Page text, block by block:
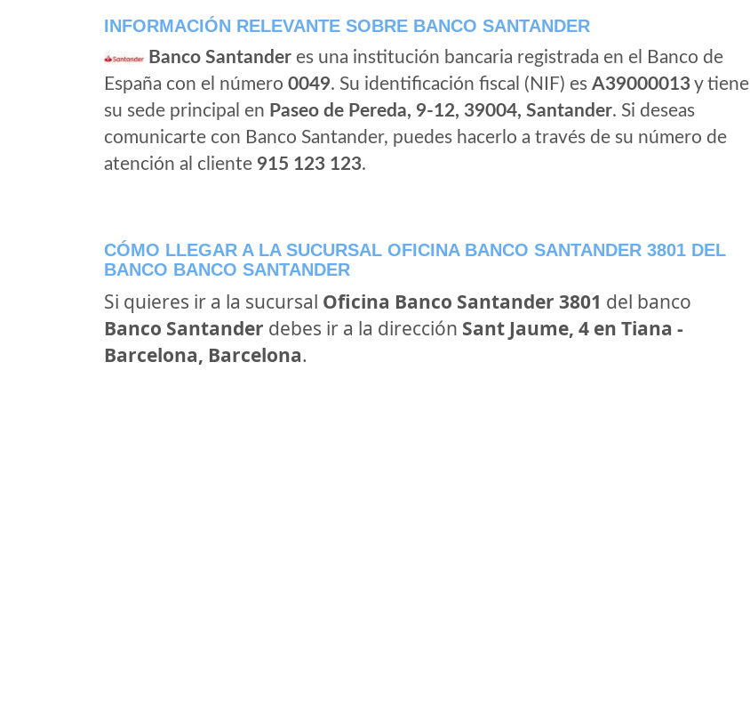
INFORMACIÓN RELEVANTE SOBRE BANCO SANTANDER
Banco Santander es una institución bancaria registrada en el Banco de
España con el número 0049. Su identificación fiscal (NIF) es A39000013y tiene
su sede principal en Paseo de Pereda, 9-12, 39004, Santander. Si deseas
comunicarte con Banco Santander, puedes hacerlo a través de su número de
atención al cliente 915 123 123.
CÓMO LLEGAR A LA SUCURSAL OFICINA BANCO SANTANDER 3801 DEL
BANCO BANCO SANTANDER
Si quieres ir a la sucursal Oficina Banco Santander 3801 del banco
Banco Santander debes ir a la dirección Sant Jaume, 4 en Tiana -
Barcelona, Barcelona.